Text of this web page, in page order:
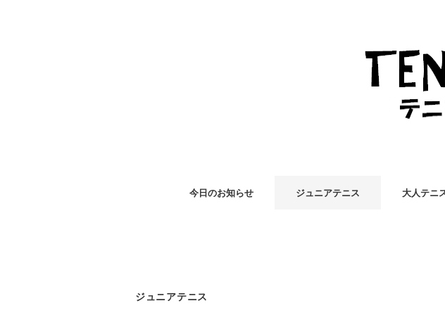
今日のお知らせ ジュニアテニス 大人テニ
ジュニアテニス